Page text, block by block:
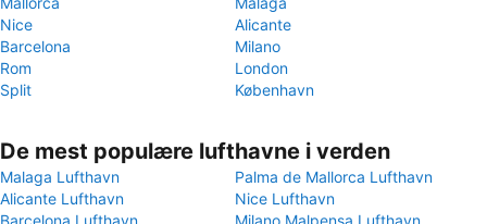
Nice
Alicante
Barcelona
Milano
Rom
London
Split
København
De mest populære lufthavne i verden
Malaga Lufthavn
Palma de Mallorca Lufthavn
Alicante Lufthavn
Nice Lufthavn
Barcelona Lufthavn
Milano Malpensa Lufthavn